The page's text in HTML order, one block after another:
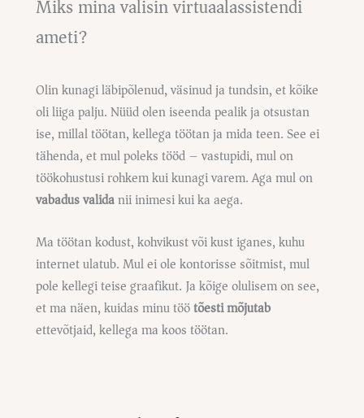
Miks mina valisin virtuaalassistendi
ameti?
Olin kunagi läbipõlenud, väsinud ja tundsin, et kõike
oli liiga palju. Nüüd olen iseenda pealik ja otsustan
ise, millal töötan, kellega töötan ja mida teen. See ei
tähenda, et mul poleks tööd – vastupidi, mul on
töökohustusi rohkem kui kunagi varem. Aga mul on
vabadus validanii inimesi kui ka aega.
Ma töötan kodust, kohvikust või kust iganes, kuhu
internet ulatub. Mul ei ole kontorisse sõitmist, mul
pole kellegi teise graafikut. Ja kõige olulisem on see,
et ma näen, kuidas minu töötõesti mõjutab
ettevõtjaid, kellega ma koos töötan.